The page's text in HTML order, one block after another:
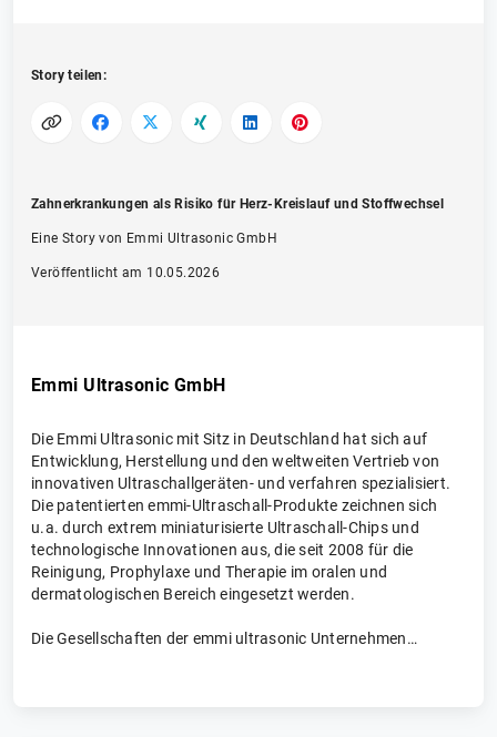
Story teilen:
Zahnerkrankungen als Risiko für Herz-Kreislauf und Stoffwechsel
Eine Story von Emmi Ultrasonic GmbH
Veröffentlicht am 10.05.2026
Emmi Ultrasonic GmbH
Die Emmi Ultrasonic mit Sitz in Deutschland hat sich auf
Entwicklung, Herstellung und den weltweiten Vertrieb von
innovativen Ultraschallgeräten- und verfahren spezialisiert.
Die patentierten emmi-Ultraschall-Produkte zeichnen sich
u.a. durch extrem miniaturisierte Ultraschall-Chips und
technologische Innovationen aus, die seit 2008 für die
Reinigung, Prophylaxe und Therapie im oralen und
dermatologischen Bereich eingesetzt werden.
Die Gesellschaften der emmi ultrasonic Unternehmen